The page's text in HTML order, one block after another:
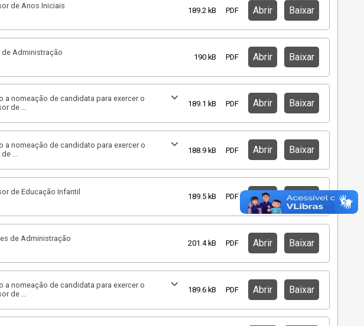
de Anos Iniciais
189.2 kB PDF Abrir Baixar
de Administração
190 kB PDF Abrir Baixar
a nomeação de candidata para exercer o
de ... 189.1 kB PDF Abrir Baixar
a nomeação de candidato para exercer o
de ... 188.9 kB PDF Abrir Baixar
de Educação Infantil
189.5 kB PDF Abrir Baixar
de Administração
201.4 kB PDF Abrir Baixar
a nomeação de candidata para exercer o
de
189.6 kB PDF Abrir Baixar